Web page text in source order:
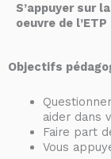
S’appuyer sur
oeuvre de l’ETP
Objectifs
aider dans
Faire part
Vous